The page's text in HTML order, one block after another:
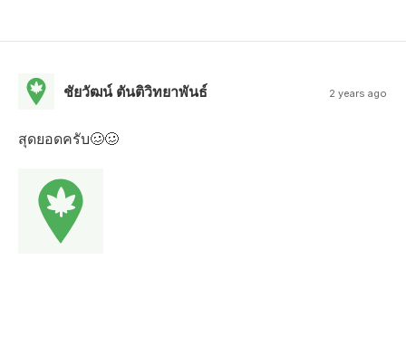
ชัยวัฒน์ ตันติวิทยาพันธ์ 2 years ago
สุดยอดครับ🥴🥴